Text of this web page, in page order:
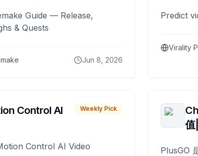
Guide — Release,
& Quests
Jun 8, 2026
Predict
Virality
Control AI Weekly Pick
Control AI Video
值
PlusGO